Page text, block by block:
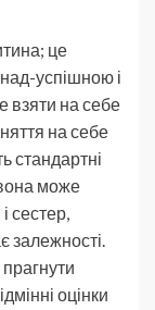
це
успішною і
взяти на себе
на себе
стандартні
може
сестер,
залежності.
оцінки